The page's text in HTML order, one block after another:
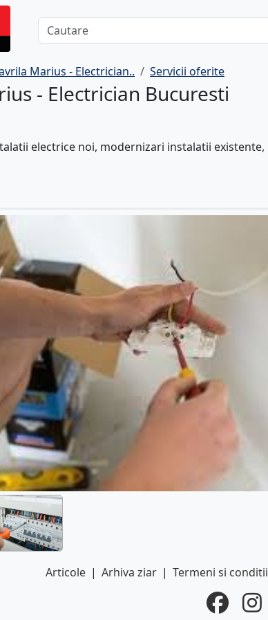
Marius - Electrician.. Servicii oferite
- Electrician Bucuresti
electrice noi, modernizari instalatii
Articole | Arhiva ziar | Termeni si conditii